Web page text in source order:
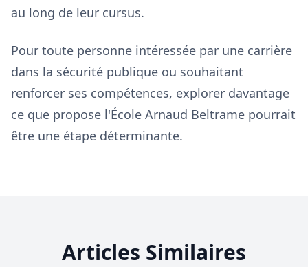
au long de leur cursus.
Pour toute personne intéressée par une carrière
dans la sécurité publique ou souhaitant
renforcer ses compétences, explorer davantage
ce que propose l'École Arnaud Beltrame pourrait
être une étape déterminante.
Articles Similaires